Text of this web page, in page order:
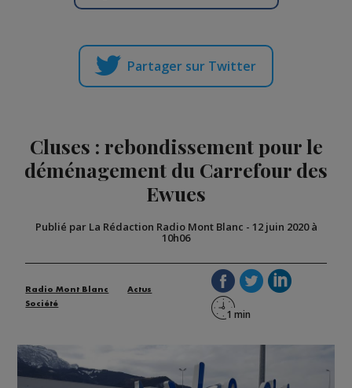
Partager sur Twitter
Cluses : rebondissement pour le
déménagement du Carrefour des
Ewues
Publié par La Rédaction Radio Mont Blanc - 12 juin 2020 à
10h06
Radio Mont Blanc
Actus
Société